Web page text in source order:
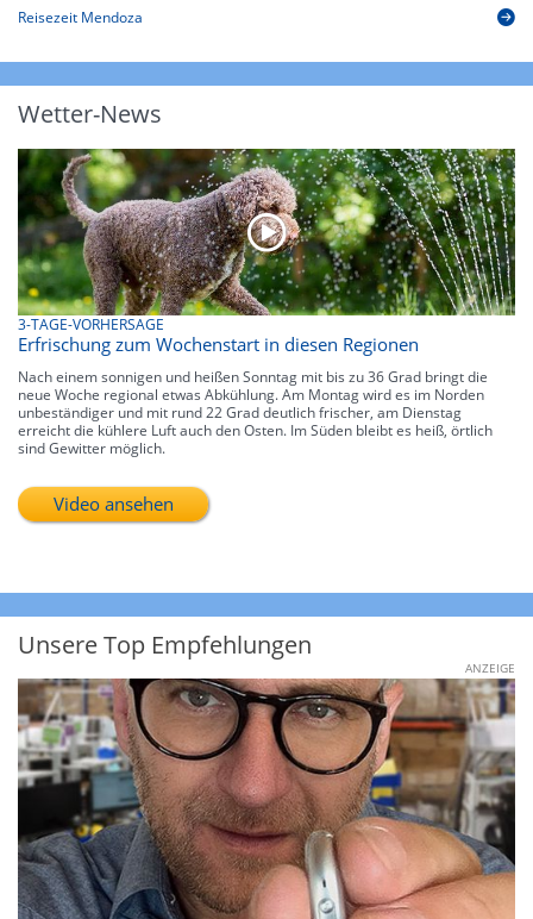
Reisezeit Mendoza
Wetter-News
3-TAGE-VORHERSAGE
Erfrischung zum Wochenstart in diesen Regionen
Nach einem sonnigen und heißen Sonntag mit bis zu 36 Grad bringt die
neue Woche regional etwas Abkühlung. Am Montag wird es im Norden
unbeständiger und mit rund 22 Grad deutlich frischer, am Dienstag
erreicht die kühlere Luft auch den Osten. Im Süden bleibt es heiß, örtlich
sind Gewitter möglich.
Video ansehen
Unsere Top Empfehlungen
ANZEIGE